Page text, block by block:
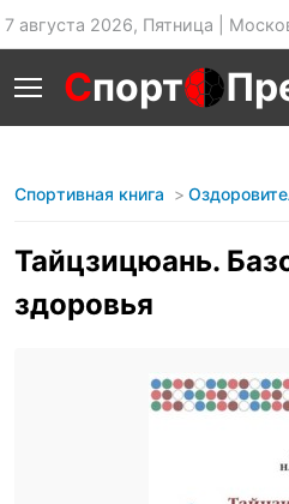
7 августа 2026, Пятница |
Спорт
Спортивная книга
Тайцзицюань.
здоровья